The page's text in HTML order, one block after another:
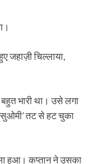
जहाज़ी चिल्लाया,
भारी था। उसे लगा
तट से हट चुका
हुआ। कप्तान ने उसका